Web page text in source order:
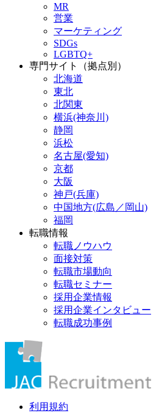
MR
営業
マーケティング
SDGs
LGBTQ+
専門サイト（拠点別）
北海道
東北
北関東
横浜(神奈川)
静岡
浜松
名古屋(愛知)
京都
大阪
神戸(兵庫)
中国地方(広島／岡山)
福岡
転職情報
転職ノウハウ
面接対策
転職市場動向
転職セミナー
採用企業情報
採用企業インタビュー
転職成功事例
利用規約